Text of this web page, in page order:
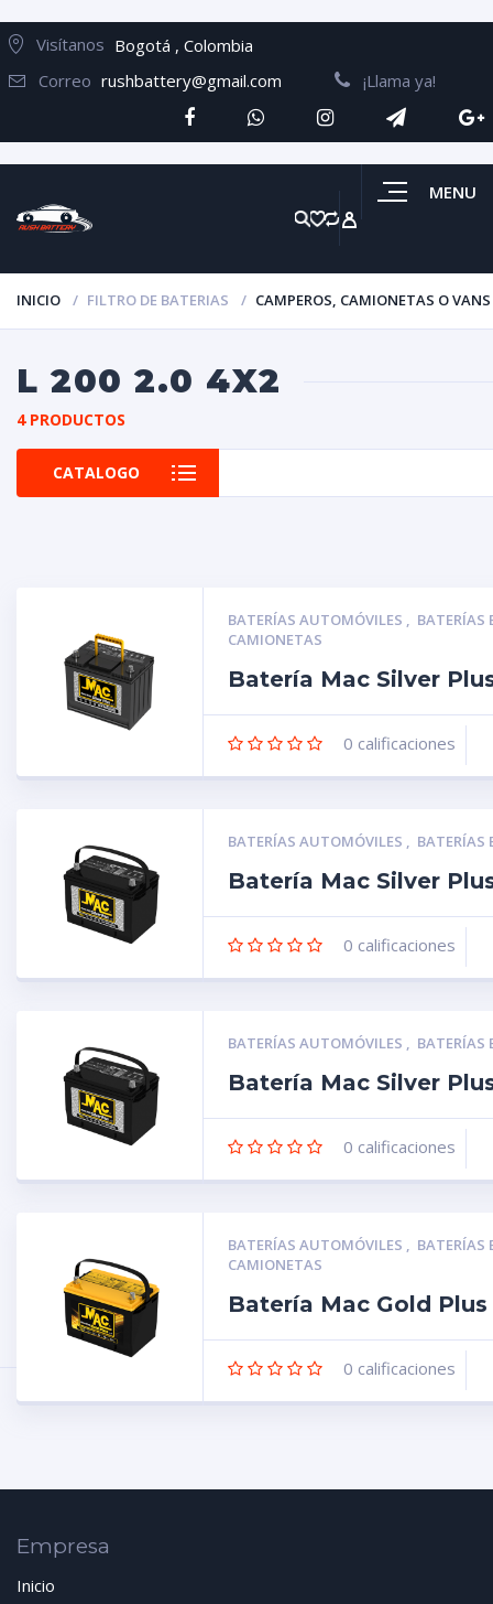
Visítanos Bogotá , Colombia
Correo rushbattery@gmail.com ¡Llama ya!
MENU
INICIO FILTRO DE BATERIAS CAMPEROS, CAMIONETAS O VANS
L 200 2.0 4X2
4 PRODUCTOS
CATALOGO
BATERÍAS AUTOMÓVILES , BATERÍAS
CAMIONETAS
Batería Mac Silver
0 calificaciones
BATERÍAS AUTOMÓVILES , BATERÍAS
Batería Mac Silver
0 calificaciones
BATERÍAS AUTOMÓVILES , BATERÍAS
Batería Mac Silver
0 calificaciones
BATERÍAS AUTOMÓVILES , BATERÍAS
CAMIONETAS
Batería Mac Gold Plus
0 calificaciones
Empresa
Inicio